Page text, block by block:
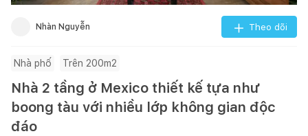
Nhàn Nguyễn Theo dõi
Nhà phố Trên 200m2
Nhà 2 tầng ở Mexico thiết kế tựa như
boong tàu với nhiều lớp không gian độc
đáo